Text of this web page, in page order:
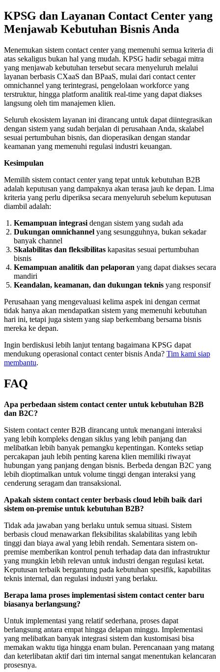
KPSG dan Layanan Contact Center yang
Menjawab Kebutuhan Bisnis Anda
Menemukan sistem contact center yang memenuhi semua kriteria di
atas sekaligus bukan hal yang mudah. KPSG hadir sebagai mitra
yang menjawab kebutuhan tersebut secara menyeluruh melalui
layanan berbasis CXaaS dan BPaaS, mulai dari contact center
omnichannel yang terintegrasi, pengelolaan workforce yang
terstruktur, hingga platform analitik real-time yang dapat diakses
langsung oleh tim manajemen klien.
Seluruh ekosistem layanan ini dirancang untuk dapat diintegrasikan
dengan sistem yang sudah berjalan di perusahaan Anda, skalabel
sesuai pertumbuhan bisnis, dan dioperasikan dengan standar
keamanan yang memenuhi regulasi industri keuangan.
Kesimpulan
Memilih sistem contact center yang tepat untuk kebutuhan B2B
adalah keputusan yang dampaknya akan terasa jauh ke depan. Lima
kriteria yang perlu diperiksa secara menyeluruh sebelum keputusan
diambil adalah:
Kemampuan integrasi dengan sistem yang sudah ada
Dukungan omnichannel yang sesungguhnya, bukan sekadar
banyak channel
Skalabilitas dan fleksibilitas kapasitas sesuai pertumbuhan
bisnis
Kemampuan analitik dan pelaporan yang dapat diakses secara
mandiri
Keandalan, keamanan, dan dukungan teknis yang responsif
Perusahaan yang mengevaluasi kelima aspek ini dengan cermat
tidak hanya akan mendapatkan sistem yang memenuhi kebutuhan
hari ini, tetapi juga sistem yang siap berkembang bersama bisnis
mereka ke depan.
Ingin berdiskusi lebih lanjut tentang bagaimana KPSG dapat
mendukung operasional contact center bisnis Anda? Tim kami siap
membantu.
FAQ
Apa perbedaan sistem contact center untuk kebutuhan B2B
dan B2C?
Sistem contact center B2B dirancang untuk menangani interaksi
yang lebih kompleks dengan siklus yang lebih panjang dan
melibatkan lebih banyak pemangku kepentingan. Konteks setiap
percakapan jauh lebih penting karena klien memiliki riwayat
hubungan yang panjang dengan bisnis. Berbeda dengan B2C yang
lebih dioptimalkan untuk volume tinggi dengan interaksi yang
cenderung seragam dan transaksional.
Apakah sistem contact center berbasis cloud lebih baik dari
sistem on-premise untuk kebutuhan B2B?
Tidak ada jawaban yang berlaku untuk semua situasi. Sistem
berbasis cloud menawarkan fleksibilitas skalabilitas yang lebih
tinggi dan biaya awal yang lebih rendah. Sementara sistem on-
premise memberikan kontrol penuh terhadap data dan infrastruktur
yang mungkin lebih relevan untuk industri dengan regulasi ketat.
Keputusan terbaik bergantung pada kebutuhan spesifik, kapabilitas
teknis internal, dan regulasi industri yang berlaku.
Berapa lama proses implementasi sistem contact center baru
biasanya berlangsung?
Untuk implementasi yang relatif sederhana, proses dapat
berlangsung antara empat hingga delapan minggu. Implementasi
yang melibatkan banyak integrasi sistem dan kustomisasi bisa
memakan waktu tiga hingga enam bulan. Perencanaan yang matang
dan keterlibatan aktif dari tim internal sangat menentukan kelancaran
prosesnya.